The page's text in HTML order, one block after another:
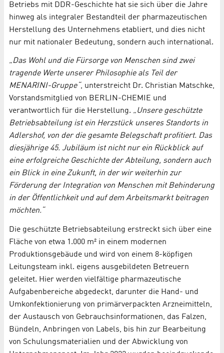
Betriebs mit DDR-Geschichte hat sie sich über die Jahre
hinweg als integraler Bestandteil der pharmazeutischen
Herstellung des Unternehmens etabliert, und dies nicht
nur mit nationaler Bedeutung, sondern auch international.
„Das Wohl und die Fürsorge von Menschen sind zwei
tragende Werte unserer Philosophie als Teil der
MENARINI-Gruppe“ , unterstreicht Dr. Christian Matschke,
Vorstandsmitglied von BERLIN-CHEMIE und
verantwortlich für die Herstellung. „Unsere geschützte
Betriebsabteilung ist ein Herzstück unseres Standorts in
Adlershof, von der die gesamte Belegschaft profitiert. Das
diesjährige 45. Jubiläum ist nicht nur ein Rückblick auf
eine erfolgreiche Geschichte der Abteilung, sondern auch
ein Blick in eine Zukunft, in der wir weiterhin zur
Förderung der Integration von Menschen mit Behinderung
in der Öffentlichkeit und auf dem Arbeitsmarkt beitragen
möchten.“
Die geschützte Betriebsabteilung erstreckt sich über eine
Fläche von etwa 1.000 m² in einem modernen
Produktionsgebäude und wird von einem 8-köpfigen
Leitungsteam inkl. eigens ausgebildeten Betreuern
geleitet. Hier werden vielfältige pharmazeutische
Aufgabenbereiche abgedeckt, darunter die Hand- und
Umkonfektionierung von primärverpackten Arzneimitteln,
der Austausch von Gebrauchsinformationen, das Falzen,
Bündeln, Anbringen von Labels, bis hin zur Bearbeitung
von Schulungsmaterialien und der Abwicklung von